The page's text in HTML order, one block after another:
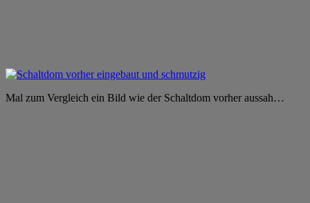
Mal zum Vergleich ein Bild wie der Schaltdom vorher aussah…